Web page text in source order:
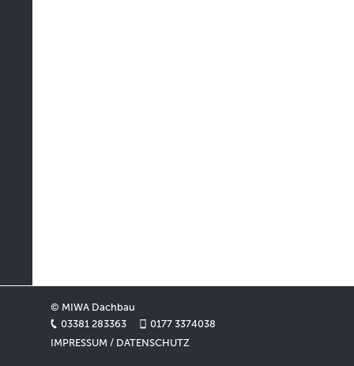
© MIWA Dachbau
03381 283363
0177 3374038
IMPRESSUM / DATENSCHUTZ